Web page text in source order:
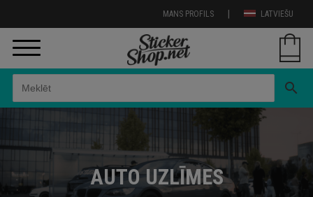
LATVIEŠU
|
MANS PROFILS
search
AUTO UZLĪMES